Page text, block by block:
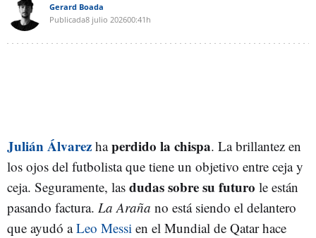
Gerard Boada
Publicada8 julio 202600:41h
Julián Álvarez haperdido la chispa. La brillantez en
los ojos del futbolista que tiene un objetivo entre ceja y
ceja. Seguramente, las dudas sobre su futuro le están
pasando factura. La Araña no está siendo el delantero
que ayudó aLeo Messi en el Mundial de Qatar hace